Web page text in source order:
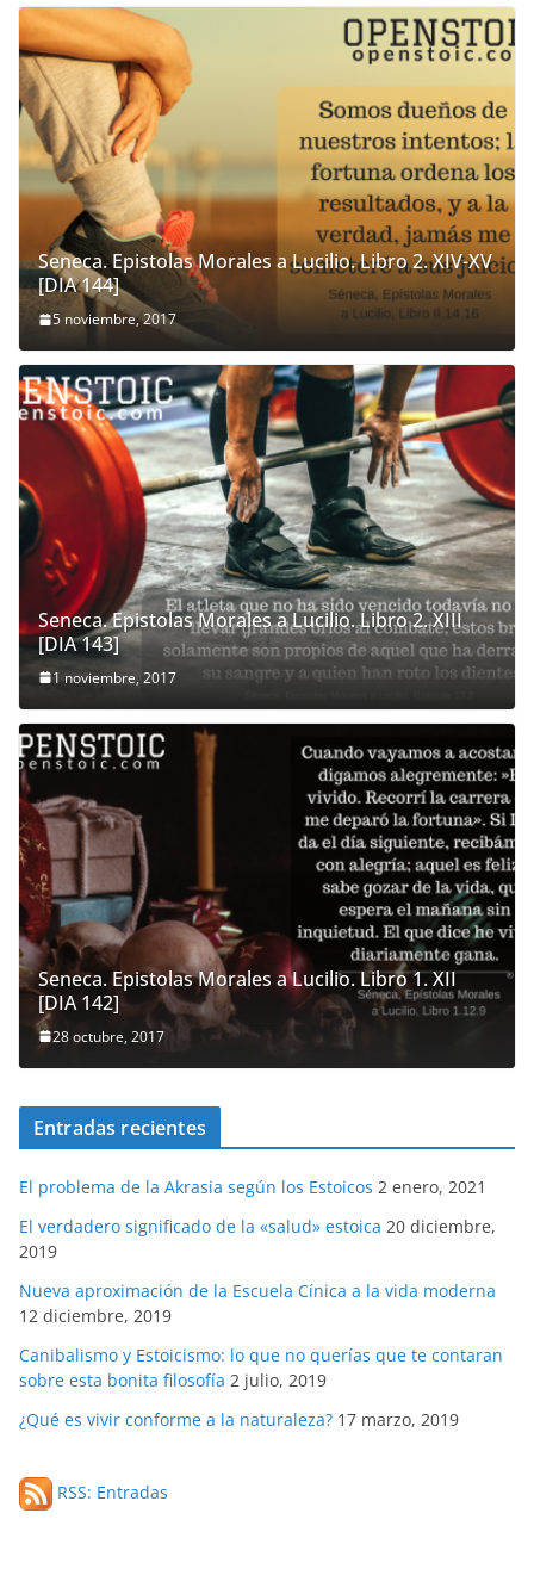
Seneca. Epistolas Morales a Lucilio. Libro 2. XIV-XV
[DIA 144]
5 noviembre, 2017
Seneca. Epistolas Morales a Lucilio. Libro 2. XIII
[DIA 143]
1 noviembre, 2017
Seneca. Epistolas Morales a Lucilio. Libro 1. XII
[DIA 142]
28 octubre, 2017
Entradas recientes
El problema de la Akrasia según los Estoicos 2 enero, 2021
El verdadero significado de la «salud» estoica 20 diciembre,
2019
Nueva aproximación de la Escuela Cínica a la vida moderna
12 diciembre, 2019
Canibalismo y Estoicismo: lo que no querías que te contaran
sobre esta bonita filosofía 2 julio, 2019
¿Qué es vivir conforme a la naturaleza? 17 marzo, 2019
RSS: Entradas